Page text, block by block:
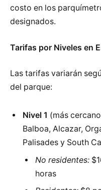
costo en los
designados.
Tarifas por Niveles en
Las tarifas variarán
del parque:
Nivel 1 (más
Balboa, Alcazar,
Palisades y South
No residentes:
horas